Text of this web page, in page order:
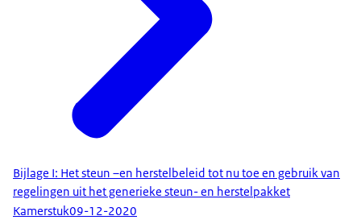
Bijlage I: Het steun –en herstelbeleid tot nu toe en gebruik van
regelingen uit het generieke steun- en herstelpakket
Kamerstuk09-12-2020